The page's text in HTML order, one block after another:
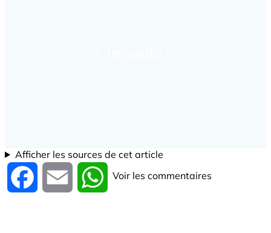
Afficher les sources de cet article
Facebook Email WhatsApp
Voir les commentaires